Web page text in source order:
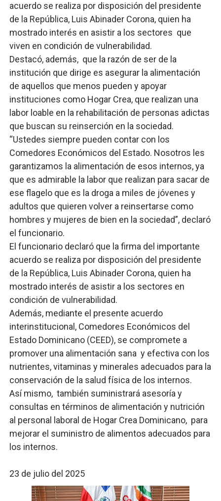
acuerdo se realiza por disposición del presidente
de la República, Luis Abinader Corona, quien ha
mostrado interés en asistir a los sectores que
viven en condición de vulnerabilidad.
Destacó, además, que la razón de ser de la
institución que dirige es asegurar la alimentación
de aquellos que menos pueden y apoyar
instituciones como Hogar Crea, que realizan una
labor loable en la rehabilitación de personas adictas
que buscan su reinserción en la sociedad.
“Ustedes siempre pueden contar con los
Comedores Económicos del Estado. Nosotros les
garantizamos la alimentación de esos internos, ya
que es admirable la labor que realizan para sacar de
ese flagelo que es la droga a miles de jóvenes y
adultos que quieren volver a reinsertarse como
hombres y mujeres de bien en la sociedad”, declaró
el funcionario.
El funcionario declaró que la firma del importante
acuerdo se realiza por disposición del presidente
de la República, Luis Abinader Corona, quien ha
mostrado interés de asistir a los sectores en
condición de vulnerabilidad.
Además, mediante el presente acuerdo
interinstitucional, Comedores Económicos del
Estado Dominicano (CEED), se compromete a
promover una alimentación sana y efectiva con los
nutrientes, vitaminas y minerales adecuados para la
conservación de la salud física de los internos.
Así mismo, también suministrará asesoría y
consultas en términos de alimentación y nutrición
al personal laboral de Hogar Crea Dominicano, para
mejorar el suministro de alimentos adecuados para
los internos.
23 de julio del 2025